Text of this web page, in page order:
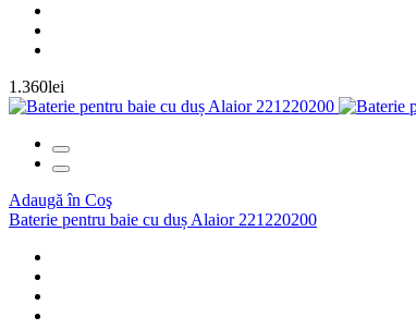
1.360lei
Adaugă în Coş
Baterie pentru baie cu duș Alaior 221220200